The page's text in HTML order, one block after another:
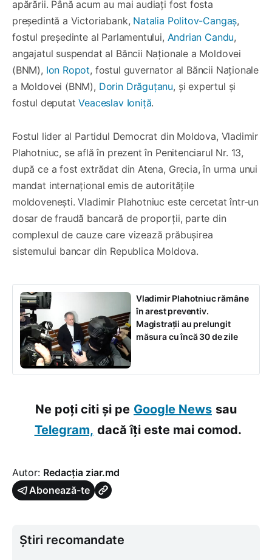
apărării. Până acum au mai audiați fost fosta
președintă a Victoriabank, Natalia Politov-Cangaș,
fostul președinte al Parlamentului, Andrian Candu,
angajatul suspendat al Băncii Naţionale a Moldovei
(BNM), Ion Ropot, fostul guvernator al Băncii Naționale
a Moldovei (BNM), Dorin Drăguțanu, și expertul și
fostul deputatVeaceslav Ioniță.
Fostul lider al Partidul Democrat din Moldova, Vladimir
Plahotniuc, se află în prezent în Penitenciarul Nr. 13,
după ce a fost extrădat din Atena, Grecia, în urma unui
mandat internațional emis de autoritățile
moldovenești. Vladimir Plahotniuc este cercetat într-un
dosar de fraudă bancară de proporții, parte din
complexul de cauze care vizează prăbușirea
sistemului bancar din Republica Moldova.
Vladimir Plahotniuc rămâne
în arest preventiv.
Magistrații au prelungit
măsura cu încă 30 de zile
Ne poți citi și pe Google News sau
Telegram, dacă îți este mai comod.
Autor: Redacția ziar.md
Abonează-te
Știri recomandate